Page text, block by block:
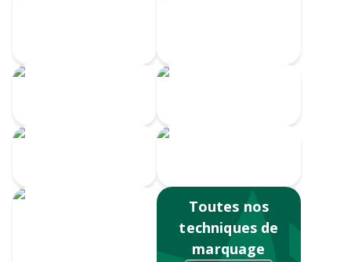
Toutes nos
techniques de
marquage